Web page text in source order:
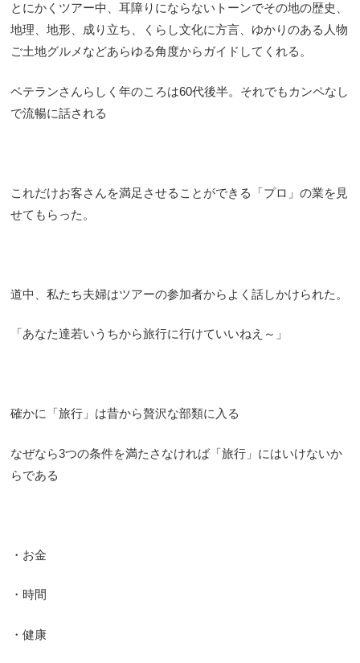
とにかくツアー中、耳障りにならないトーンでその地の歴史、
地理、地形、成り立ち、くらし文化に方言、ゆかりのある人物
ご土地グルメなどあらゆる角度からガイドしてくれる。
ベテランさんらしく年のころは60代後半。それでもカンペなし
で流暢に話される
これだけお客さんを満足させることができる「プロ」の業を見
せてもらった。
道中、私たち夫婦はツアーの参加者からよく話しかけられた。
「あなた達若いうちから旅行に行けていいねえ～」
確かに「旅行」は昔から贅沢な部類に入る
なぜなら3つの条件を満たさなければ「旅行」にはいけないか
らである
・お金
・時間
・健康